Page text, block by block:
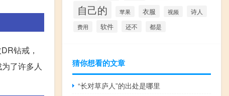
钻戒，
了许多人
自己的 苹果 衣服 视频 诗人
费用 软件 还不 都是
猜你想看的文章
“长对草庐人”的出处是哪里